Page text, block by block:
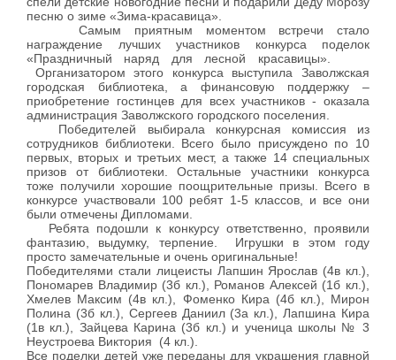
песню о зиме «Зима-красавица».
Самым приятным моментом встречи стало
награждение лучших участников конкурса поделок
«Праздничный наряд для лесной красавицы».
Организатором этого конкурса выступила Заволжская
городская библиотека, а финансовую поддержку –
приобретение гостинцев для всех участников - оказала
администрация Заволжского городского поселения.
Победителей выбирала конкурсная комиссия из
сотрудников библиотеки. Всего было присуждено по 10
первых, вторых и третьих мест, а также 14 специальных
призов от библиотеки. Остальные участники конкурса
тоже получили хорошие поощрительные призы. Всего в
конкурсе участвовали 100 ребят 1-5 классов, и все они
были отмечены Дипломами.
Ребята подошли к конкурсу ответственно, проявили
фантазию, выдумку, терпение. Игрушки в этом году
просто замечательные и очень оригинальные!
Победителями стали лицеисты Лапшин Ярослав (4в кл.),
Пономарев Владимир (3б кл.), Романов Алексей (1б кл.),
Хмелев Максим (4в кл.), Фоменко Кира (4б кл.), Мирон
Полина (3б кл.), Сергеев Даниил (3а кл.), Лапшина Кира
(1в кл.), Зайцева Карина (3б кл.) и ученица школы № 3
Неустроева Виктория (4 кл.).
Все поделки детей уже переданы для украшения главной